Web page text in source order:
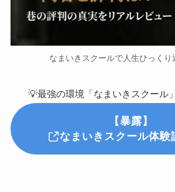
なまいきスクールで人生ひっくり
💡最強の環境「なまいきスクール
【暴露】
なまいきスクール体験